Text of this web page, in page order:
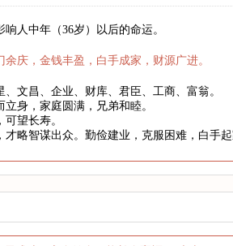
人中年（36岁）以后的命运。
余庆，金钱丰盈，白手成家，财源广进。
、文昌、企业、财库、君臣、工商、富翁。
身，家庭圆满，兄弟和睦。
望长寿。
才略智谋出众。勤俭建业，克服困难，白手